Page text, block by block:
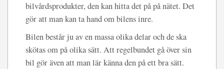
bilvårdsprodukter, den kan hitta det på på nätet. Det
gör att man kan ta hand om bilens inre.
Bilen består ju av en massa olika delar och de ska
skötas om på olika sätt. Att regelbundet gå över sin
bil gör även att man lär känna den på ett bra sätt.